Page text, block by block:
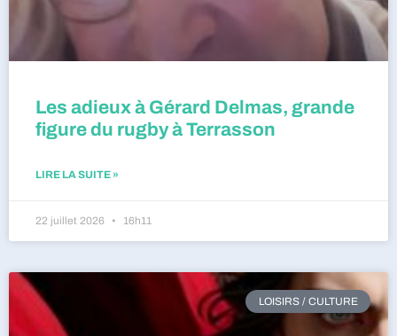
Les adieux à Gérard Delmas, grande
figure du rugby à Terrasson
LIRE LA SUITE »
22 juillet 2026 16h11
LOISIRS / CULTURE